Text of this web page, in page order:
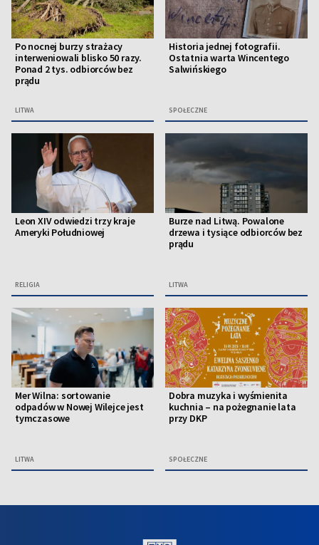
Po nocnej burzy strażacy
interweniowali blisko 50 razy.
Ponad 2 tys. odbiorców bez
prądu
LITWA
Historia jednej fotografii.
Ostatnia warta Wincentego
Salwińskiego
SPOŁECZNE
Leon XIV odwiedzi trzy kraje
Ameryki Południowej
RELIGIA
Burze nad Litwą. Powalone
drzewa i tysiące odbiorców bez
prądu
LITWA
Mer Wilna: sortowanie
odpadów w Nowej Wilejce jest
tymczasowe
LITWA
Dobra muzyka i wyśmienita
kuchnia – na pożegnanie lata
przy DKP
SPOŁECZNE